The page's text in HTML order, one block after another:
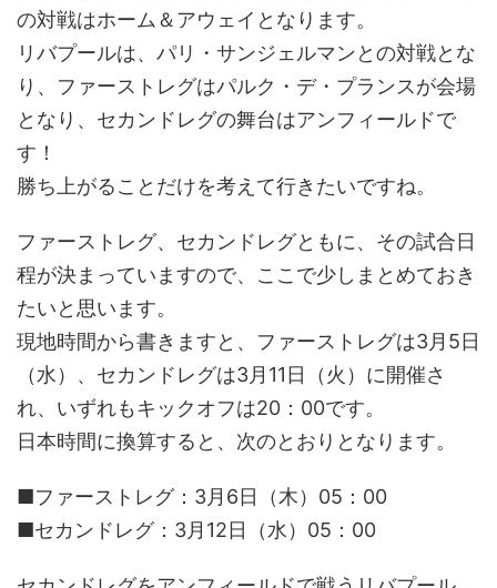
の対戦はホーム＆アウェイとなります。
リバプールは、パリ・サンジェルマンとの対戦とな
り、ファーストレグはパルク・デ・プランスが会場
となり、セカンドレグの舞台はアンフィールドで
す！
勝ち上がることだけを考えて行きたいですね。
ファーストレグ、セカンドレグともに、その試合日
程が決まっていますので、ここで少しまとめておき
たいと思います。
現地時間から書きますと、ファーストレグは3月5日
（水）、セカンドレグは3月11日（火）に開催さ
れ、いずれもキックオフは20：00です。
日本時間に換算すると、次のとおりとなります。
■ファーストレグ：3月6日（木）05：00
■セカンドレグ：3月12日（水）05：00